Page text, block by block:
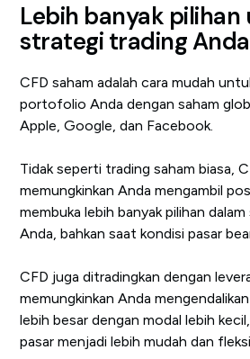
Lebih banyak
strategi trading Anda
CFD saham adalah cara mudah
portofolio Anda dengan saham
Apple, Google, dan Facebook.
Tidak seperti trading saham biasa,
memungkinkan Anda mengambil
membuka lebih banyak pilihan
Anda, bahkan saat kondisi pasar
CFD juga ditradingkan dengan
memungkinkan Anda
lebih besar dengan modal lebih
pasar menjadi lebih mudah dan